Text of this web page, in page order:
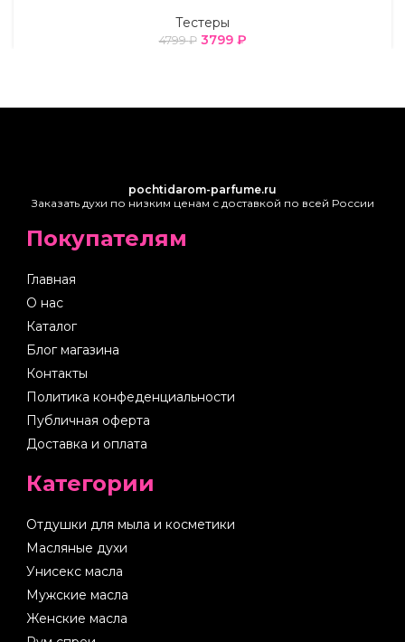
Тестеры
4799₽ 3799 ₽
pochtidarom-parfume.ru
Заказать духи по низким ценам с доставкой по всей России
Покупателям
Главная
О нас
Каталог
Блог магазина
Контакты
Политика конфеденциальности
Публичная оферта
Доставка и оплата
Категории
Отдушки для мыла и косметики
Масляные духи
Унисекс масла
Мужские масла
Женские масла